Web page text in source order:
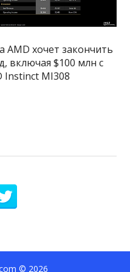
AMD хочет закончить
включая $100 млн с
Instinct MI308
© 2026